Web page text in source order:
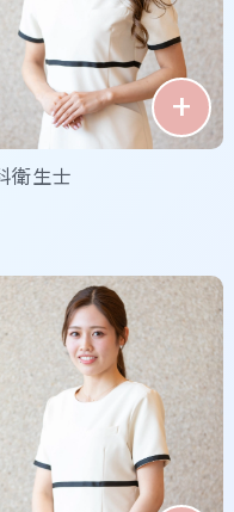
衛生士